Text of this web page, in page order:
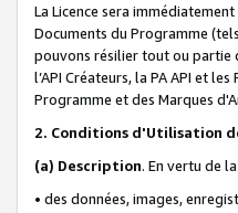
La Licence sera
Documents du Programme
pouvons résilier tout ou partie
l’API Créateurs, la PA API et
Programme et des Marques
2. Conditions d'Utilisation
(a) Description. En vertu de
• des données, images,